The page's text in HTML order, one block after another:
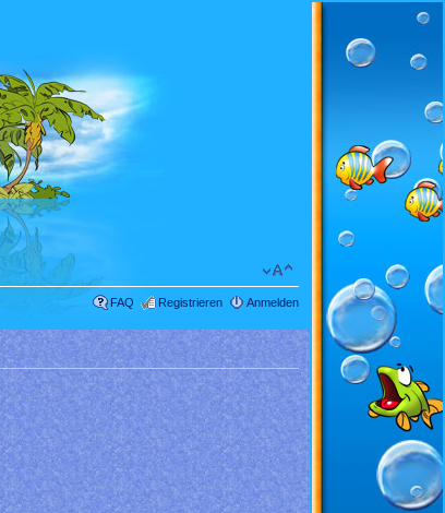
FAQ Registrieren Anmelden